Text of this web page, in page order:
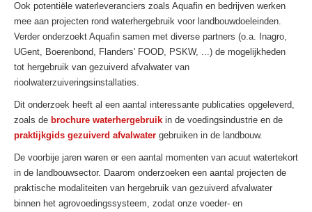
Ook potentiële waterleveranciers zoals Aquafin en bedrijven werken
mee aan projecten rond waterhergebruik voor landbouwdoeleinden.
Verder onderzoekt Aquafin samen met diverse partners (o.a. Inagro,
UGent, Boerenbond, Flanders' FOOD, PSKW, ...) de mogelijkheden
tot hergebruik van gezuiverd afvalwater van
rioolwaterzuiveringsinstallaties.
Dit onderzoek heeft al een aantal interessante publicaties opgeleverd,
zoals de brochure waterhergebruik in de voedingsindustrie en de
praktijkgids gezuiverd afvalwater gebruiken in de landbouw.
De voorbije jaren waren er een aantal momenten van acuut watertekort
in de landbouwsector. Daarom onderzoeken een aantal projecten de
praktische modaliteiten van hergebruik van gezuiverd afvalwater
binnen het agrovoedingssysteem, zodat onze voeder- en